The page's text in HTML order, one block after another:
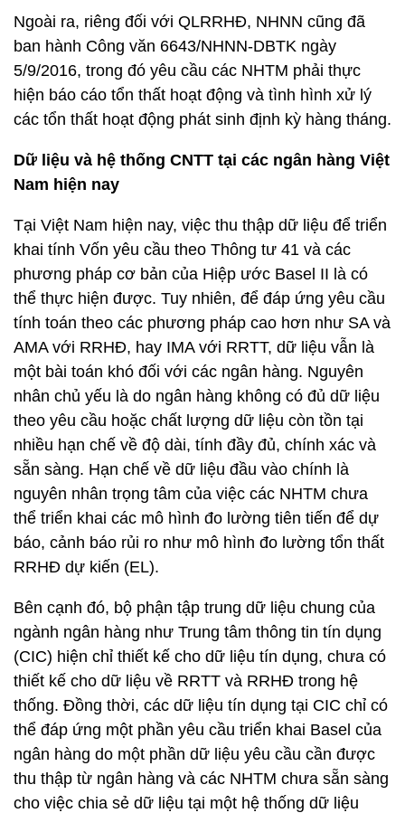
Ngoài ra, riêng đối với QLRRHĐ, NHNN cũng đã
ban hành Công văn 6643/NHNN-DBTK ngày
5/9/2016, trong đó yêu cầu các NHTM phải thực
hiện báo cáo tổn thất hoạt động và tình hình xử lý
các tổn thất hoạt động phát sinh định kỳ hàng tháng.
Dữ liệu và hệ thống CNTT tại các ngân hàng Việt
Nam hiện nay
Tại Việt Nam hiện nay, việc thu thập dữ liệu để triển
khai tính Vốn yêu cầu theo Thông tư 41 và các
phương pháp cơ bản của Hiệp ước Basel II là có
thể thực hiện được. Tuy nhiên, để đáp ứng yêu cầu
tính toán theo các phương pháp cao hơn như SA và
AMA với RRHĐ, hay IMA với RRTT, dữ liệu vẫn là
một bài toán khó đối với các ngân hàng. Nguyên
nhân chủ yếu là do ngân hàng không có đủ dữ liệu
theo yêu cầu hoặc chất lượng dữ liệu còn tồn tại
nhiều hạn chế về độ dài, tính đầy đủ, chính xác và
sẵn sàng. Hạn chế về dữ liệu đầu vào chính là
nguyên nhân trọng tâm của việc các NHTM chưa
thể triển khai các mô hình đo lường tiên tiến để dự
báo, cảnh báo rủi ro như mô hình đo lường tổn thất
RRHĐ dự kiến (EL).
Bên cạnh đó, bộ phận tập trung dữ liệu chung của
ngành ngân hàng như Trung tâm thông tin tín dụng
(CIC) hiện chỉ thiết kế cho dữ liệu tín dụng, chưa có
thiết kế cho dữ liệu về RRTT và RRHĐ trong hệ
thống. Đồng thời, các dữ liệu tín dụng tại CIC chỉ có
thể đáp ứng một phần yêu cầu triển khai Basel của
ngân hàng do một phần dữ liệu yêu cầu cần được
thu thập từ ngân hàng và các NHTM chưa sẵn sàng
cho việc chia sẻ dữ liệu tại một hệ thống dữ liệu